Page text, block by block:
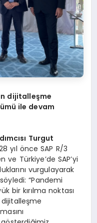
dijitalleşme
ile devam
Turgut
yıl önce SAP R/3
ve Türkiye’de SAP’yi
vurgulayarak
“Pandemi
bir kırılma noktası